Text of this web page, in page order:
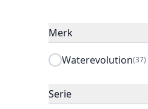
Merk
Waterevolution(37)
Serie